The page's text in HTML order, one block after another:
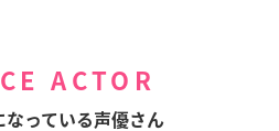
ACTOR
なっている声優さん